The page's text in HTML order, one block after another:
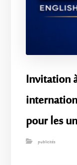
Invitation
pour les
publicités